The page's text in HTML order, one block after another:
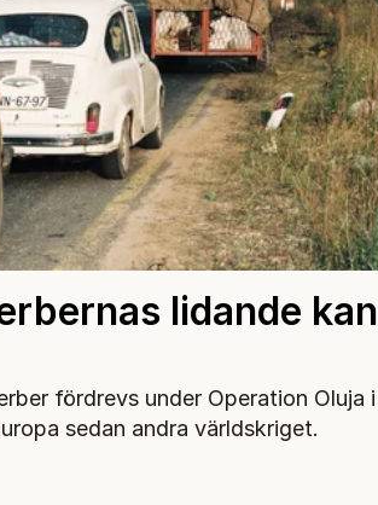
lidande kan
fördrevs under Operation Oluja i
sedan andra världskriget.